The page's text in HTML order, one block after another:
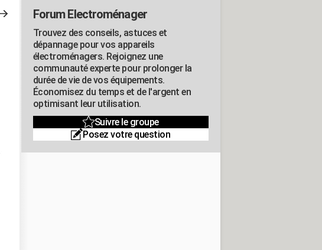
Forum Electroménager
Trouvez des conseils, astuces et
dépannage pour vos appareils
électroménagers. Rejoignez une
communauté experte pour prolonger la
durée de vie de vos équipements.
Économisez du temps et de l'argent en
optimisant leur utilisation.
Suivre le groupe
Posez votre question